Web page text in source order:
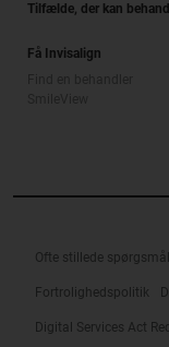
Tilfælde, der kan
Få Invisalign
Ofte stillede spørgsmål
Fortrolighedspolitik
Digital Services Act